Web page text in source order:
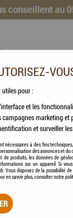
conseillent au
utiles pour :
et les
campagnes marketing
et surveiller
nécessaires à des fins
des annonces et
de produits, les données de
sur un appareil. Si
Vous disposez de la possibilité
en savoir plus, consulter notre